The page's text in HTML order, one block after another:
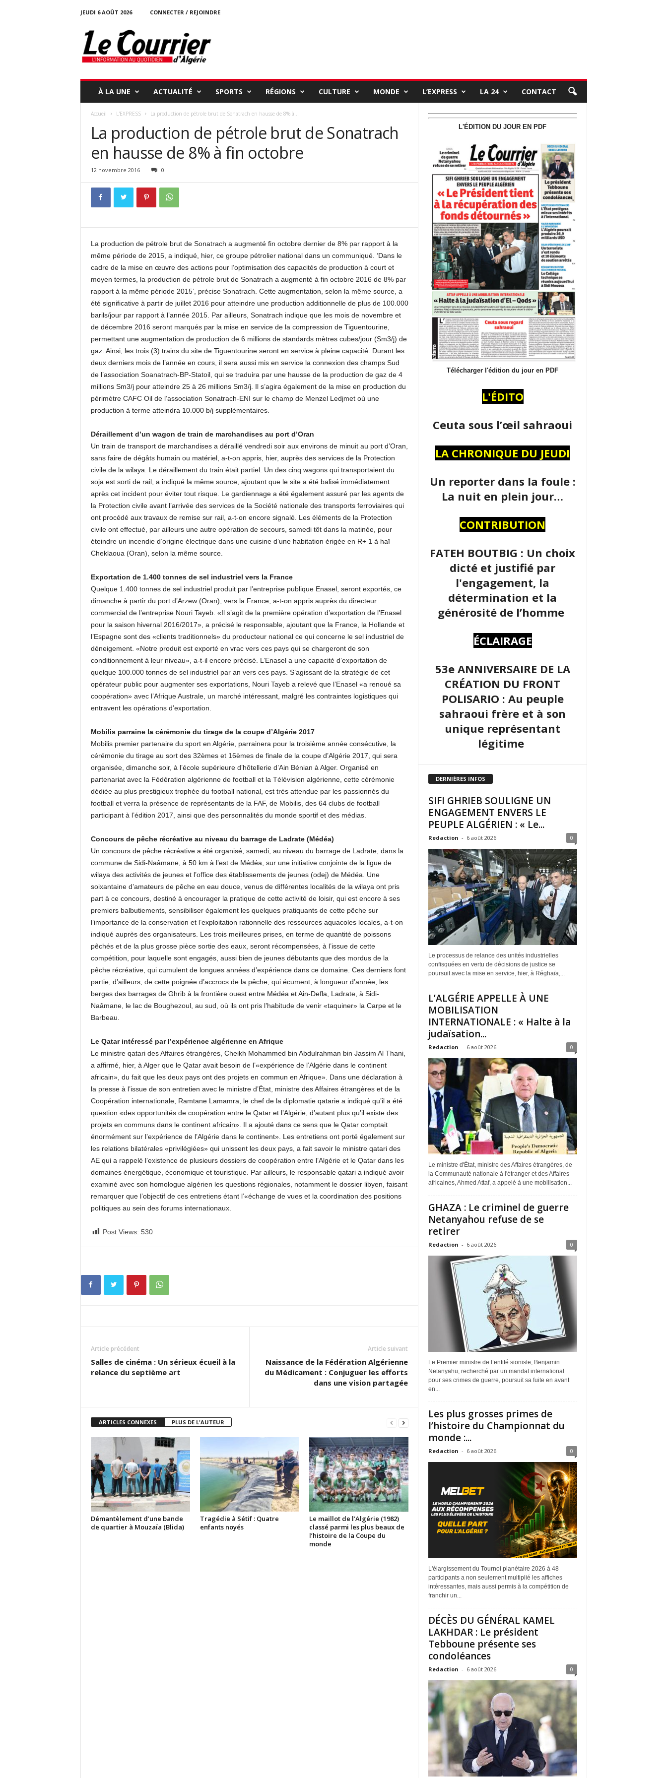
JEUDI 6 AOÛT 2026
CONNECTER / REJOINDRE
o
u
À LA UNE ACTUALITÉ SPORTS RÉGIONS CULTURE MONDE L’EXPRESS LA 24 CONTACT
Accueil L'EXPRESS La production de pétrole brut de Sonatrach en hausse de 8% à...
La production de pétrole brut de Sonatrach
en hausse de 8% à fin octobre
12 novembre 2016 0
La production de pétrole brut de Sonatrach a augmenté fin octobre dernier de 8% par rapport à la
même période de 2015, a indiqué, hier, ce groupe pétrolier national dans un communiqué. ‘Dans le
cadre de la mise en œuvre des actions pour l’optimisation des capacités de production à court et
moyen termes, la production de pétrole brut de Sonatrach a augmenté à fin octobre 2016 de 8% par
rapport à la même période 2015’, précise Sonatrach. Cette augmentation, selon la même source, a
été significative à partir de juillet 2016 pour atteindre une production additionnelle de plus de 100.000
barils/jour par rapport à l’année 2015. Par ailleurs, Sonatrach indique que les mois de novembre et
de décembre 2016 seront marqués par la mise en service de la compression de Tiguentourine,
permettant une augmentation de production de 6 millions de standards mètres cubes/jour (Sm3/j) de
gaz. Ainsi, les trois (3) trains du site de Tiguentourine seront en service à pleine capacité. Durant les
deux derniers mois de l’année en cours, il sera aussi mis en service la connexion des champs Sud
de l’association Soanatrach-BP-Statoil, qui se traduira par une hausse de la production de gaz de 4
millions Sm3/j pour atteindre 25 à 26 millions Sm3/j. Il s’agira également de la mise en production du
périmètre CAFC Oil de l’association Sonatrach-ENI sur le champ de Menzel Ledjmet où une
production à terme atteindra 10.000 b/j supplémentaires.
Déraillement d’un wagon de train de marchandises au port d’Oran
Un train de transport de marchandises a déraillé vendredi soir aux environs de minuit au port d’Oran,
sans faire de dégâts humain ou matériel, a-t-on appris, hier, auprès des services de la Protection
civile de la wilaya. Le déraillement du train était partiel. Un des cinq wagons qui transportaient du
soja est sorti de rail, a indiqué la même source, ajoutant que le site a été balisé immédiatement
après cet incident pour éviter tout risque. Le gardiennage a été également assuré par les agents de
la Protection civile avant l’arrivée des services de la Société nationale des transports ferroviaires qui
ont procédé aux travaux de remise sur rail, a-t-on encore signalé. Les éléments de la Protection
civile ont effectué, par ailleurs une autre opération de secours, samedi tôt dans la matinée, pour
éteindre un incendie d’origine électrique dans une cuisine d’une habitation érigée en R+ 1 à haï
Cheklaoua (Oran), selon la même source.
Exportation de 1.400 tonnes de sel industriel vers la France
Quelque 1.400 tonnes de sel industriel produit par l’entreprise publique Enasel, seront exportés, ce
dimanche à partir du port d’Arzew (Oran), vers la France, a-t-on appris auprès du directeur
commercial de l’entreprise Nouri Tayeb. «Il s’agit de la première opération d’exportation de l’Enasel
pour la saison hivernal 2016/2017», a précisé le responsable, ajoutant que la France, la Hollande et
l’Espagne sont des «clients traditionnels» du producteur national ce qui concerne le sel industriel de
déneigement. «Notre produit est exporté en vrac vers ces pays qui se chargeront de son
conditionnement à leur niveau», a-t-il encore précisé. L’Enasel a une capacité d’exportation de
quelque 100.000 tonnes de sel industriel par an vers ces pays. S’agissant de la stratégie de cet
opérateur public pour augmenter ses exportations, Nouri Tayeb a relevé que l’Enasel «a renoué sa
coopération» avec l’Afrique Australe, un marché intéressant, malgré les contraintes logistiques qui
entravent les opérations d’exportation.
Mobilis parraine la cérémonie du tirage de la coupe d’Algérie 2017
Mobilis premier partenaire du sport en Algérie, parrainera pour la troisième année consécutive, la
cérémonie du tirage au sort des 32èmes et 16èmes de finale de la coupe d’Algérie 2017, qui sera
organisée, dimanche soir, à l’école supérieure d’hôtellerie d’Ain Bénian à Alger. Organisé en
partenariat avec la Fédération algérienne de football et la Télévision algérienne, cette cérémonie
dédiée au plus prestigieux trophée du football national, est très attendue par les passionnés du
football et verra la présence de représentants de la FAF, de Mobilis, des 64 clubs de football
participant à l’édition 2017, ainsi que des personnalités du monde sportif et des médias.
Concours de pêche récréative au niveau du barrage de Ladrate (Médéa)
Un concours de pêche récréative a été organisé, samedi, au niveau du barrage de Ladrate, dans la
commune de Sidi-Naâmane, à 50 km à l’est de Médéa, sur une initiative conjointe de la ligue de
wilaya des activités de jeunes et l’office des établissements de jeunes (odej) de Médéa. Une
soixantaine d’amateurs de pêche en eau douce, venus de différentes localités de la wilaya ont pris
part à ce concours, destiné à encourager la pratique de cette activité de loisir, qui est encore à ses
premiers balbutiements, sensibiliser également les quelques pratiquants de cette pêche sur
l’importance de la conservation et l’exploitation rationnelle des ressources aquacoles locales, a-t-on
indiqué auprès des organisateurs. Les trois meilleures prises, en terme de quantité de poissons
pêchés et de la plus grosse pièce sortie des eaux, seront récompensées, à l’issue de cette
compétition, pour laquelle sont engagés, aussi bien de jeunes débutants que des mordus de la
pêche récréative, qui cumulent de longues années d’expérience dans ce domaine. Ces derniers font
partie, d’ailleurs, de cette poignée d’accrocs de la pêche, qui écument, à longueur d’année, les
berges des barrages de Ghrib à la frontière ouest entre Médéa et Ain-Defla, Ladrate, à Sidi-
Naâmane, le lac de Boughezoul, au sud, où ils ont pris l’habitude de venir «taquiner» la Carpe et le
Barbeau.
Le Qatar intéressé par l’expérience algérienne en Afrique
Le ministre qatari des Affaires étrangères, Cheikh Mohammed bin Abdulrahman bin Jassim Al Thani,
a affirmé, hier, à Alger que le Qatar avait besoin de l’«expérience de l’Algérie dans le continent
africain», du fait que les deux pays ont des projets en commun en Afrique». Dans une déclaration à
la presse à l’issue de son entretien avec le ministre d’État, ministre des Affaires étrangères et de la
Coopération internationale, Ramtane Lamamra, le chef de la diplomatie qatarie a indiqué qu’il a été
question «des opportunités de coopération entre le Qatar et l’Algérie, d’autant plus qu’il existe des
projets en communs dans le continent africain». Il a ajouté dans ce sens que le Qatar comptait
énormément sur l’expérience de l’Algérie dans le continent». Les entretiens ont porté également sur
les relations bilatérales «privilégiées» qui unissent les deux pays, a fait savoir le ministre qatari des
AE qui a rappelé l’existence de plusieurs dossiers de coopération entre l’Algérie et le Qatar dans les
domaines énergétique, économique et touristique. Par ailleurs, le responsable qatari a indiqué avoir
examiné avec son homologue algérien les questions régionales, notamment le dossier libyen, faisant
remarquer que l’objectif de ces entretiens étant l’«échange de vues et la coordination des positions
politiques au sein des forums internationaux.
Post Views: 530
Article précédent
Salles de cinéma : Un sérieux écueil à la
relance du septième art
Article suivant
Naissance de la Fédération Algérienne
du Médicament : Conjuguer les efforts
dans une vision partagée
ARTICLES CONNEXES PLUS DE L'AUTEUR
Démantèlement d’une bande
de quartier à Mouzaïa (Blida)
Tragédie à Sétif : Quatre
enfants noyés
Le maillot de l’Algérie (1982)
classé parmi les plus beaux de
l’histoire de la Coupe du
monde
L'ÉDITION DU JOUR EN PDF
Télécharger l'édition du jour en PDF
L'ÉDITO
Ceuta sous l’œil sahraoui
LA CHRONIQUE DU JEUDI
Un reporter dans la foule :
La nuit en plein jour…
CONTRIBUTION
FATEH BOUTBIG : Un choix
dicté et justifié par
l'engagement, la
détermination et la
générosité de l’homme
ÉCLAIRAGE
53e ANNIVERSAIRE DE LA
CRÉATION DU FRONT
POLISARIO : Au peuple
sahraoui frère et à son
unique représentant
légitime
DERNIÈRES INFOS
SIFI GHRIEB SOULIGNE UN
ENGAGEMENT ENVERS LE
PEUPLE ALGÉRIEN : « Le...
Redaction - 6 août 2026 0
Le processus de relance des unités industrielles
confisquées en vertu de décisions de justice se
poursuit avec la mise en service, hier, à Réghaïa,...
L’ALGÉRIE APPELLE À UNE
MOBILISATION
INTERNATIONALE : « Halte à la
judaïsation...
Redaction - 6 août 2026 0
Le ministre d'État, ministre des Affaires étrangères, de
la Communauté nationale à l'étranger et des Affaires
africaines, Ahmed Attaf, a appelé à une mobilisation...
GHAZA : Le criminel de guerre
Netanyahou refuse de se
retirer
Redaction - 6 août 2026 0
Le Premier ministre de l’entité sioniste, Benjamin
Netanyahu, recherché par un mandat international
pour ses crimes de guerre, poursuit sa fuite en avant
en...
Les plus grosses primes de
l’histoire du Championnat du
monde :...
Redaction - 6 août 2026 0
L'élargissement du Tournoi planétaire 2026 à 48
participants a non seulement multiplié les affiches
intéressantes, mais aussi permis à la compétition de
franchir un...
DÉCÈS DU GÉNÉRAL KAMEL
LAKHDAR : Le président
Tebboune présente ses
condoléances
Redaction - 6 août 2026 0